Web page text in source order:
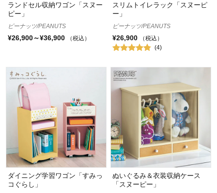
ランドセル収納ワゴン「スヌー
ピー」
ピーナッツ/PEANUTS
¥26,900～¥36,900 （税込）
スリムトイレラック「スヌーピ
ー」
ピーナッツ/PEANUTS
¥26,900
（税込）
(4)
ダイニング学習ワゴン「すみっ
コぐらし」
ぬいぐるみ＆衣装収納ケース
「スヌーピー」